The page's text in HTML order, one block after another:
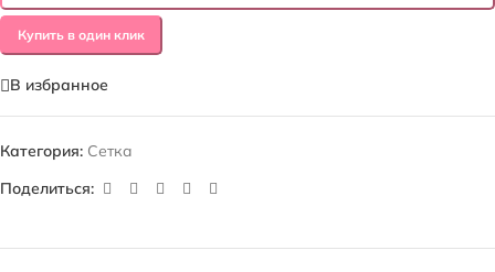
Купить в один клик
В избранное
Категория: Сетка
Поделиться: